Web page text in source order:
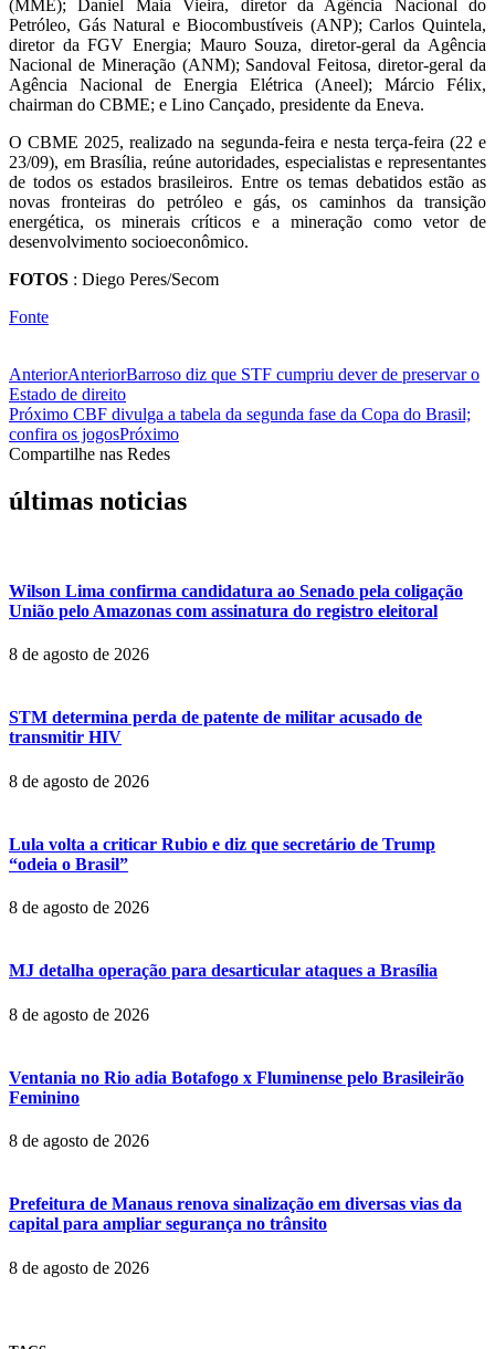
(MME); Daniel Maia Vieira, diretor da Agência Nacional do
Petróleo, Gás Natural e Biocombustíveis (ANP); Carlos Quintela,
diretor da FGV Energia; Mauro Souza, diretor-geral da Agência
Nacional de Mineração (ANM); Sandoval Feitosa, diretor-geral da
Agência Nacional de Energia Elétrica (Aneel); Márcio Félix,
chairman do CBME; e Lino Cançado, presidente da Eneva.
O CBME 2025, realizado na segunda-feira e nesta terça-feira (22 e
23/09), em Brasília, reúne autoridades, especialistas e representantes
de todos os estados brasileiros. Entre os temas debatidos estão as
novas fronteiras do petróleo e gás, os caminhos da transição
energética, os minerais críticos e a mineração como vetor de
desenvolvimento socioeconômico.
FOTOS : Diego Peres/Secom
Fonte
AnteriorAnteriorBarroso diz que STF cumpriu dever de preservar o
Estado de direito
Próximo CBF divulga a tabela da segunda fase da Copa do Brasil;
confira os jogosPróximo
Compartilhe nas Redes
últimas noticias
Wilson Lima confirma candidatura ao Senado pela coligação
União pelo Amazonas com assinatura do registro eleitoral
8 de agosto de 2026
STM determina perda de patente de militar acusado de
transmitir HIV
8 de agosto de 2026
Lula volta a criticar Rubio e diz que secretário de Trump
“odeia o Brasil”
8 de agosto de 2026
MJ detalha operação para desarticular ataques a Brasília
8 de agosto de 2026
Ventania no Rio adia Botafogo x Fluminense pelo Brasileirão
Feminino
8 de agosto de 2026
Prefeitura de Manaus renova sinalização em diversas vias da
capital para ampliar segurança no trânsito
8 de agosto de 2026